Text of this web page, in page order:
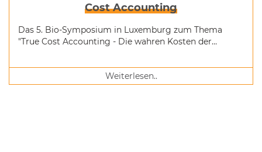
Cost Accounting
Das 5. Bio-Symposium in Luxemburg zum Thema
"True Cost Accounting - Die wahren Kosten der
Schommesch" in Oberanven statt.
Weiterlesen..